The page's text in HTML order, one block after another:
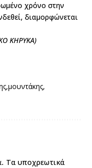
χρόνο στην
διαμορφώνεται
ΚΗΡΥΚΑ)
μουντάκης
Τα υποχρεωτικά